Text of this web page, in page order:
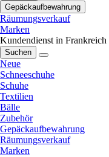
Gepäckaufbewahrung
Räumungsverkauf
Marken
Kundendienst in Frankreich
Suchen
Neue
Schneeschuhe
Schuhe
Textilien
Bälle
Zubehör
Gepäckaufbewahrung
Räumungsverkauf
Marken